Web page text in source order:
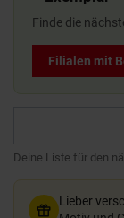
Finde die
Filialen mit
Deine Liste für den
Lieber